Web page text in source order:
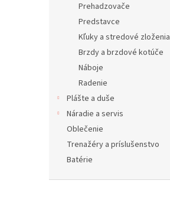
Prehadzovače
Predstavce
Kľuky a stredové zloženia
Brzdy a brzdové kotúče
Náboje
Radenie
Plášte a duše
Náradie a servis
Oblečenie
Trenažéry a príslušenstvo
Batérie